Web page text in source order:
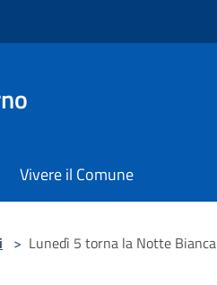
Vivere il Comune
> Lunedì 5 torna la Notte Bianca